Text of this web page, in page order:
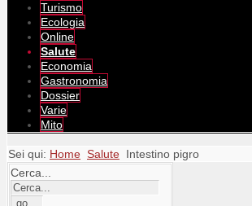
Turismo
Ecologia
Online
Salute
Economia
Gastronomia
Dossier
Varie
Mito
Sei qui: Home Salute Intestino pigro
Cerca...